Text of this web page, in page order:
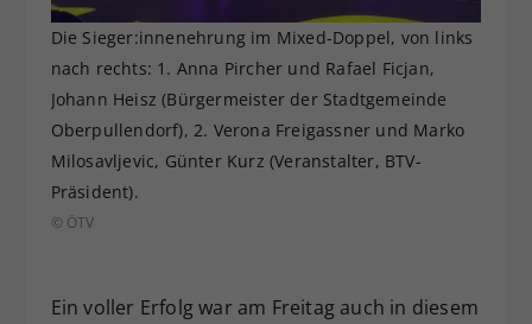
Die Sieger:innenehrung im Mixed-Doppel, von links
nach rechts: 1. Anna Pircher und Rafael Ficjan,
Johann Heisz (Bürgermeister der Stadtgemeinde
Oberpullendorf), 2. Verona Freigassner und Marko
Milosavljevic, Günter Kurz (Veranstalter, BTV-
Präsident).
© ÖTV
Ein voller Erfolg war am Freitag auch in diesem